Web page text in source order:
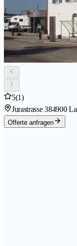
5(1)
Jurastrasse 384900
Offerte anfragen